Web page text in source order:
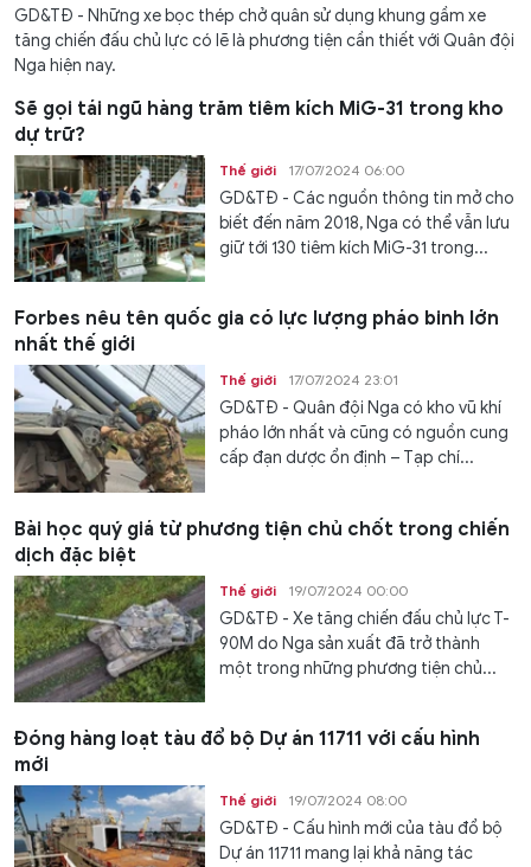
GD&TĐ - Những xe bọc thép chở quân sử dụng khung gầm xe
tăng chiến đấu chủ lực có lẽ là phương tiện cần thiết với Quân đội
Nga hiện nay.
Sẽ gọi tái ngũ hàng trăm tiêm kích MiG-31 trong kho
dự trữ?
Thế giới 17/07/2024 06:00
GD&TĐ - Các nguồn thông tin mở cho
biết đến năm 2018, Nga có thể vẫn lưu
giữ tới 130 tiêm kích MiG-31 trong...
Forbes nêu tên quốc gia có lực lượng pháo binh lớn
nhất thế giới
Thế giới 17/07/2024 23:01
GD&TĐ - Quân đội Nga có kho vũ khí
pháo lớn nhất và cũng có nguồn cung
cấp đạn dược ổn định – Tạp chí...
Bài học quý giá từ phương tiện chủ chốt trong chiến
dịch đặc biệt
Thế giới 19/07/2024 00:00
GD&TĐ - Xe tăng chiến đấu chủ lực T-
90M do Nga sản xuất đã trở thành
một trong những phương tiện chủ...
Đóng hàng loạt tàu đổ bộ Dự án 11711 với cấu hình
mới
Thế giới 19/07/2024 08:00
GD&TĐ - Cấu hình mới của tàu đổ bộ
Dự án 11711 mang lại khả năng tác